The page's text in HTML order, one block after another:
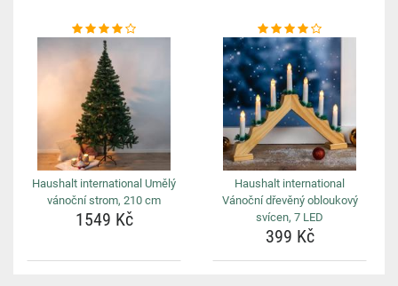
Haushalt international Umělý
vánoční strom, 210 cm
1549 Kč
Haushalt international
Vánoční dřevěný obloukový
svícen, 7 LED
399 Kč